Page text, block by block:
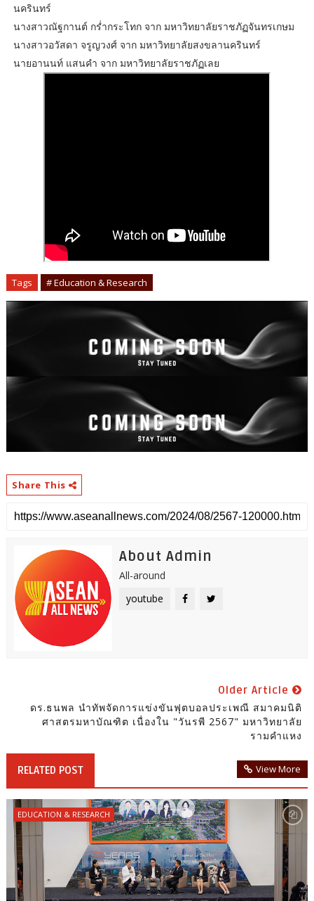
นครินทร์
นางสาวณัฐกานต์ กร่ำกระโทก จาก มหาวิทยาลัยราชภัฏจันทรเกษม
นางสาวอวัสดา จรูญวงศ์ จาก มหาวิทยาลัยสงขลานครินทร์
นายอานนท์ แสนคำ จาก มหาวิทยาลัยราชภัฏเลย
Tags # Education & Research
Share This
About Admin
All-around
youtube
Older Article
ดร.ธนพล นำทัพจัดการแข่งขันฟุตบอลประเพณี สมาคมนิติ
ศาสตรมหาบัณฑิต เนื่องใน "วันรพี 2567" มหาวิทยาลัย
รามคำแหง
RELATED POST View More
EDUCATION & RESEARCH